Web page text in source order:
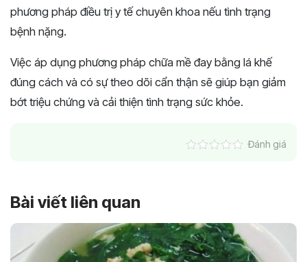
phương pháp điều trị y tế chuyên khoa nếu tình trạng
bệnh nặng.
Việc áp dụng phương pháp chữa mề đay bằng lá khế
đúng cách và có sự theo dõi cẩn thận sẽ giúp bạn giảm
bớt triệu chứng và cải thiện tình trạng sức khỏe.
Đánh giá
Bài viết liên quan